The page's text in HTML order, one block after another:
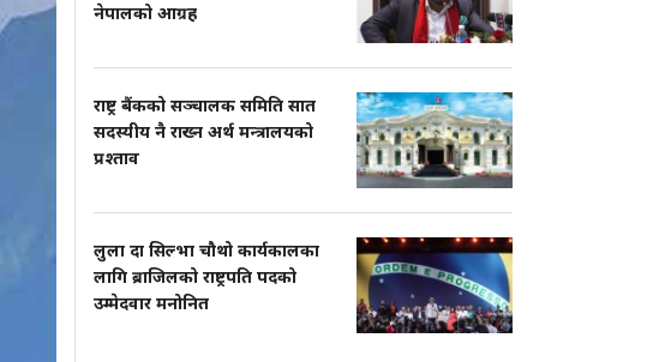
नेपालको आग्रह
राष्ट्र बैंकको सञ्चालक समिति सात
सदस्यीय नै राख्न अर्थ मन्त्रालयको
प्रश्ताव
लुला दा सिल्भा चौथो कार्यकालका
लागि ब्राजिलको राष्ट्रपति पदको
उम्मेदवार मनोनित